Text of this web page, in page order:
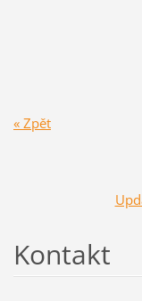
« Zpět
Kontakt